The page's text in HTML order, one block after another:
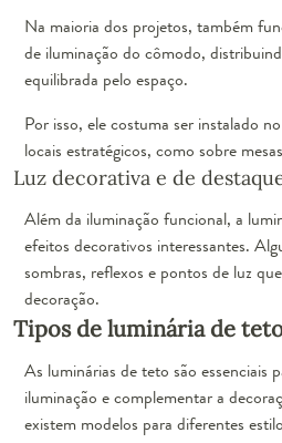
Na maioria dos projetos, também
de iluminação do cômodo,
equilibrada pelo espaço.
Por isso, ele costuma ser instalado
locais estratégicos, como sobre
Luz decorativa e de
Além da iluminação funcional, a
efeitos decorativos interessantes.
sombras, reflexos e pontos de luz
decoração.
Tipos de luminária de
As luminárias de teto são essenciais
iluminação e complementar a
existem modelos para diferentes